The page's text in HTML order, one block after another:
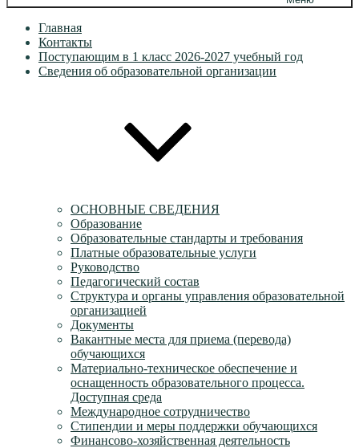
Главная
Контакты
Поступающим в 1 класс 2026-2027 учебный год
Сведения об образовательной организации
ОСНОВНЫЕ СВЕДЕНИЯ
Образование
Образовательные стандарты и требования
Платные образовательные услуги
Руководство
Педагогический состав
Структура и органы управления образовательной
организацией
Документы
Вакантные места для приема (перевода)
обучающихся
Материально-техническое обеспечение и
оснащенность образовательного процесса.
Доступная среда
Международное сотрудничество
Стипендии и меры поддержки обучающихся
Финансово-хозяйственная деятельность